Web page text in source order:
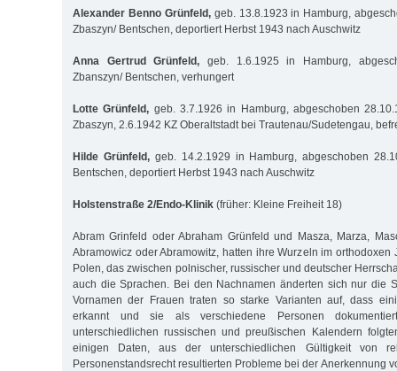
Alexander Benno Grünfeld,geb. 13.8.1923 in Hamburg,
Zbaszyn/ Bentschen, deportiert Herbst 1943 nach Auschwitz
Anna Gertrud Grünfeld, geb. 1.6.1925 in Hamburg,
Zbanszyn/ Bentschen, verhungert
Lotte Grünfeld, geb. 3.7.1926 in Hamburg, abgeschoben
Zbaszyn, 2.6.1942 KZ Oberaltstadt bei Trautenau/Sudetengau,
Hilde Grünfeld,geb. 14.2.1929 in Hamburg, abgeschoben
Bentschen, deportiert Herbst 1943 nach Auschwitz
Holstenstraße 2/Endo-Klinik (früher: Kleine Freiheit 18)
Abram Grinfeld oder Abraham Grünfeld und Masza, Marza,
Abramowicz oder Abramowitz, hatten ihre Wurzeln im orthodoxen
Polen, das zwischen polnischer, russischer und deutscher
auch die Sprachen. Bei den Nachnamen änderten sich nur die
Vornamen der Frauen traten so starke Varianten auf, dass
erkannt und sie als verschiedene Personen
unterschiedlichen russischen und preußischen Kalendern
einigen Daten, aus der unterschiedlichen Gültigkeit von
Personenstandsrecht resultierten Probleme bei der Anerkennung